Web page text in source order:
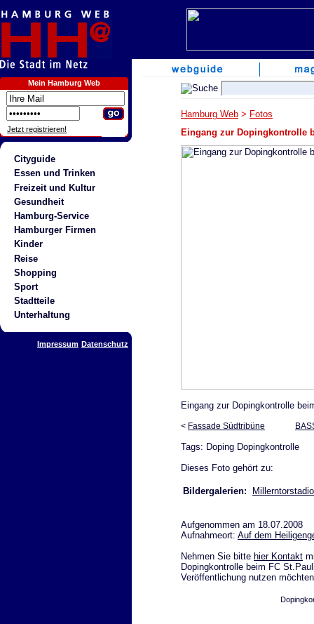
Mein Hamburg Web
Jetzt registrieren!
Cityguide
Essen und Trinken
Freizeit und Kultur
Gesundheit
Hamburg-Service
Hamburger Firmen
Kinder
Reise
Shopping
Sport
Stadtteile
Unterhaltung
Impressum Datenschutz
Hamburg Web > Fotos
Eingang zur Dopingkontrolle
Eingang zur Dopingkontrolle
< Fassade Südtribüne
Tags: Doping Dopingkontrolle
Dieses Foto gehört zu:
Bildergalerien:
Aufgenommen am 18.07.2008
Aufnahmeort: Auf dem
Nehmen Sie bitte hier Kontakt
Dopingkontrolle beim FC
Veröffentlichung nutzen